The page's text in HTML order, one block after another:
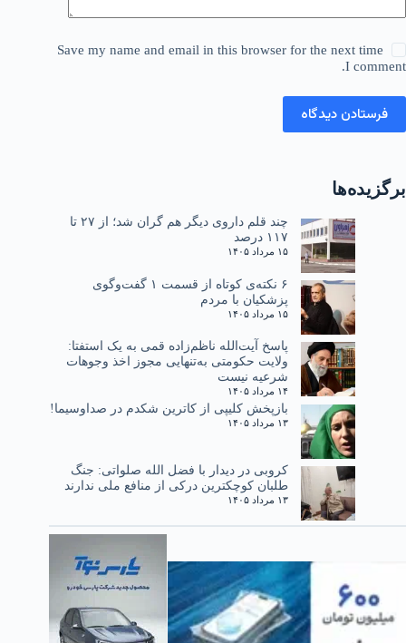
Save my name and email in this browser for the next time
I comment.
فرستادن دیدگاه
برگزیده‌ها
چند قلم داروی دیگر هم گران شد؛ از ۲۷ تا
۱۱۷ درصد
۱۵ مرداد ۱۴۰۵
۶ نکته‌ی کوتاه از قسمت ۱ گفت‌وگوی
پزشکیان با مردم
۱۵ مرداد ۱۴۰۵
پاسخ آیت‌الله ناظم‌زاده قمی به یک استفتا:
ولایت حکومتی به‌تنهایی مجوز اخذ وجوهات
شرعیه نیست
۱۴ مرداد ۱۴۰۵
بازپخش کلیپی از کاترین شکدم در صداوسیما!
۱۳ مرداد ۱۴۰۵
کروبی در دیدار با فضل الله صلواتی: جنگ
طلبان کوچکترین درکی از منافع ملی ندارند
۱۳ مرداد ۱۴۰۵